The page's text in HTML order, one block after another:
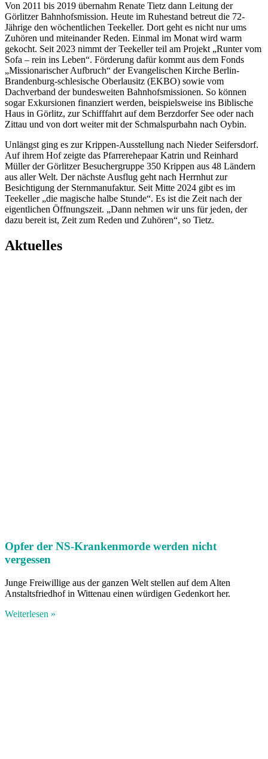
Von 2011 bis 2019 übernahm Renate Tietz dann Leitung der
Görlitzer Bahnhofsmission. Heute im Ruhestand betreut die 72-
Jährige den wöchentlichen Teekeller. Dort geht es nicht nur ums
Zuhören und miteinander Reden. Einmal im Monat wird warm
gekocht. Seit 2023 nimmt der Teekeller teil am Projekt „Runter vom
Sofa – rein ins Leben“. Förderung dafür kommt aus dem Fonds
„Missionarischer Aufbruch“ der Evangelischen Kirche Berlin-
Brandenburg-schlesische Oberlausitz (EKBO) sowie vom
Dachverband der bundesweiten Bahnhofsmissionen. So können
sogar Exkursionen finanziert werden, beispielsweise ins Biblische
Haus in Görlitz, zur Schifffahrt auf dem Berzdorfer See oder nach
Zittau und von dort weiter mit der Schmalspurbahn nach Oybin.
Unlängst ging es zur Krippen-Ausstellung nach Nieder Seifersdorf.
Auf ihrem Hof zeigte das Pfarrerehepaar Katrin und Reinhard
Müller der Görlitzer Besuchergruppe 350 Krippen aus 48 Ländern
aus aller Welt. Der nächste Ausflug geht nach Herrnhut zur
Besichtigung der Sternmanufaktur. Seit Mitte 2024 gibt es im
Teekeller „die magische halbe Stunde“. Es ist die Zeit nach der
eigentlichen Öffnungszeit. „Dann nehmen wir uns für jeden, der
dazu bereit ist, Zeit zum Reden und Zuhören“, so Tietz.
Aktuelles
Opfer der NS-Krankenmorde werden nicht
vergessen
Junge Freiwillige aus der ganzen Welt stellen auf dem Alten
Anstaltsfriedhof in Wittenau einen würdigen Gedenkort her.
Weiterlesen »